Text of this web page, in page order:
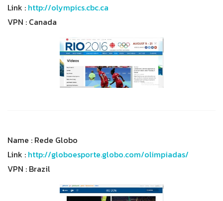
Link : http://olympics.cbc.ca
VPN : Canada
Name : Rede Globo
Link : http://globoesporte.globo.com/olimpiadas/
VPN : Brazil